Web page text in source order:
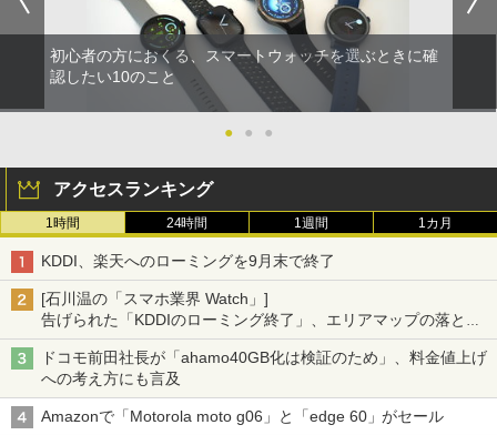
初心者の方におくる、スマートウォッチを選ぶときに確
認したい10のこと
● ● ●
アクセスランキング
1時間 24時間 1週間 1カ月
KDDI、楽天へのローミングを9月末で終了
[石川温の「スマホ業界 Watch」]
告げられた「KDDIのローミング終了」、エリアマップの落とし
穴と楽天モバイルの課題
ドコモ前田社長が「ahamo40GB化は検証のため」、料金値上げ
への考え方にも言及
Amazonで「Motorola moto g06」と「edge 60」がセール